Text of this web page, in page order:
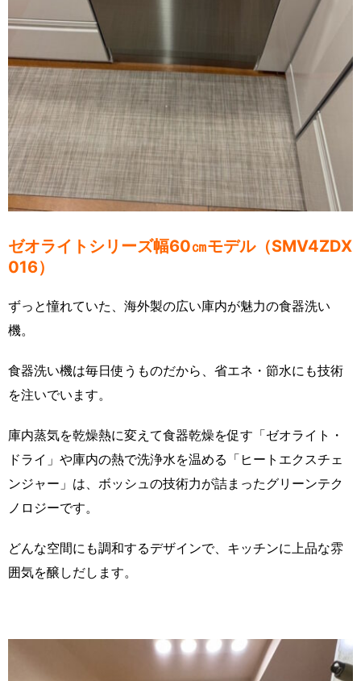
ゼオライトシリーズ幅60㎝モデル（SMV4ZDX
016）
ずっと憧れていた、海外製の広い庫内が魅力の食器洗い
機。
食器洗い機は毎日使うものだから、省エネ・節水にも技術
を注いでいます。
庫内蒸気を乾燥熱に変えて食器乾燥を促す「ゼオライト・
ドライ」や庫内の熱で洗浄水を温める「ヒートエクスチェ
ンジャー」は、ボッシュの技術力が詰まったグリーンテク
ノロジーです。
どんな空間にも調和するデザインで、キッチンに上品な雰
囲気を醸しだします。